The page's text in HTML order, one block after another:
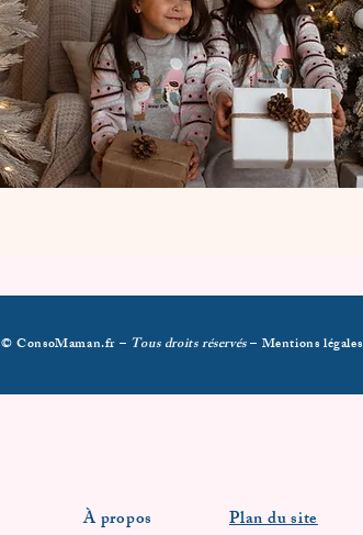
© ConsoMaman.fr – Tous droits réservés– Mentions légales
À propos Plan du site